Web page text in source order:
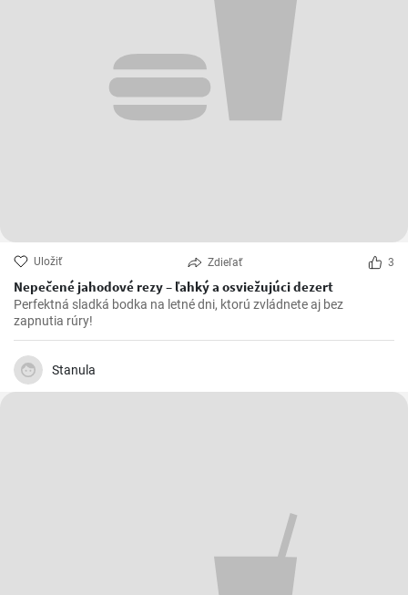
Uložiť Zdieľať 3
Nepečené jahodové rezy – ľahký a osviežujúci dezert
Perfektná sladká bodka na letné dni, ktorú zvládnete aj bez
zapnutia rúry!
Stanula